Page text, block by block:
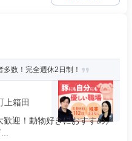
数！完全週休2日制！
上箱田
迎！動物好きにおすすめ／